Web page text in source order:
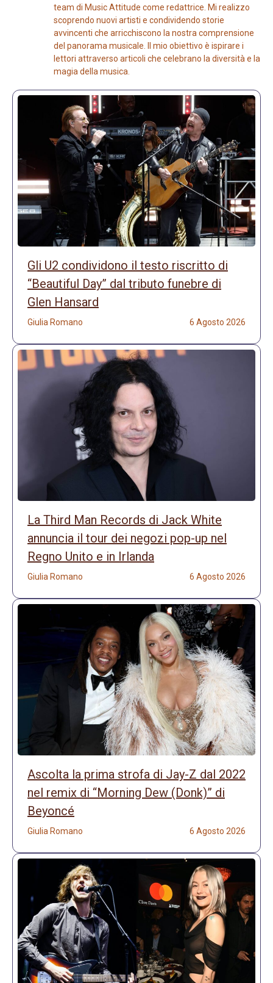
team di Music Attitude come redattrice. Mi realizzo
scoprendo nuovi artisti e condividendo storie
avvincenti che arricchiscono la nostra comprensione
del panorama musicale. Il mio obiettivo è ispirare i
lettori attraverso articoli che celebrano la diversità e la
magia della musica.
Gli U2 condividono il testo riscritto di
“Beautiful Day” dal tributo funebre di
Glen Hansard
Giulia Romano 6 Agosto 2026
La Third Man Records di Jack White
annuncia il tour dei negozi pop-up nel
Regno Unito e in Irlanda
Giulia Romano 6 Agosto 2026
Ascolta la prima strofa di Jay-Z dal 2022
nel remix di “Morning Dew (Donk)” di
Beyoncé
Giulia Romano 6 Agosto 2026